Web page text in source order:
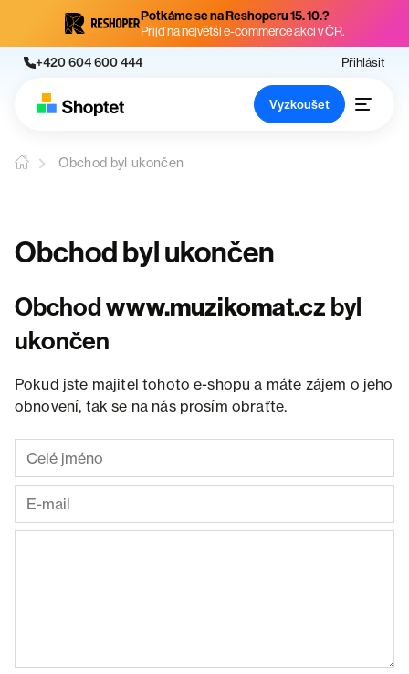
Potkáme se na Reshoperu 15. 10.?
Přijď na největší e-commerce akci v ČR.
+420 604 600 444 Přihlásit
Vyzkoušet
Obchod byl ukončen
Obchod byl ukončen
Obchodwww.muzikomat.cz byl
ukončen
Pokud jste majitel tohoto e-shopu a máte zájem o jeho
obnovení, tak se na nás prosím obraťte.